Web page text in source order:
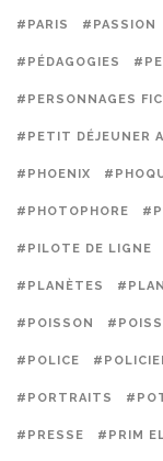
#PARIS #PASSION
#PÉDAGOGIES
#PERSONNAGES
#PETIT DÉJEUNER
#PHOENIX
#PHOTOPHORE
#PILOTE DE LIGNE
#PLANÈTES
#POISSON
#POLICE
#PORTRAITS
#PRESSE #PRIM